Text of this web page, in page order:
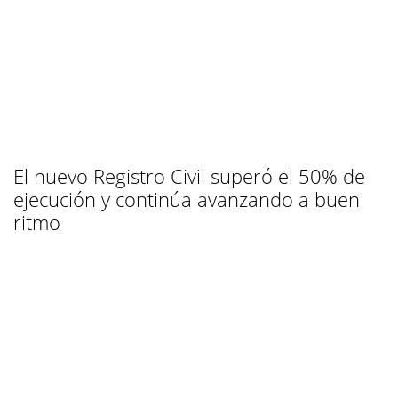
El nuevo Registro Civil superó el 50% de
ejecución y continúa avanzando a buen
ritmo